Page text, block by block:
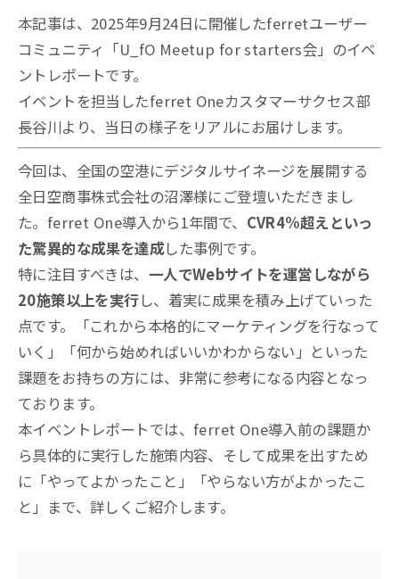
本記事は、2025年9月24日に開催したferretユーザー
コミュニティ「U_fO Meetup for starters会」のイベ
ントレポートです。
イベントを担当したferret Oneカスタマーサクセス部
長谷川より、当日の様子をリアルにお届けします。
今回は、全国の空港にデジタルサイネージを展開する
全日空商事株式会社の沼澤様にご登壇いただきまし
た。ferret One導入から1年間で、 CVR4%超えといっ
た驚異的な成果を達成した事例です。
特に注目すべきは、 一人でWebサイトを運営しながら
20施策以上を実行し、着実に成果を積み上げていった
点です。「これから本格的にマーケティングを行なって
いく」「何から始めればいいかわからない」といった
課題をお持ちの方には、非常に参考になる内容となっ
ております。
本イベントレポートでは、ferret One導入前の課題か
ら具体的に実行した施策内容、そして成果を出すため
に「やってよかったこと」「やらない方がよかったこ
と」まで、詳しくご紹介します。